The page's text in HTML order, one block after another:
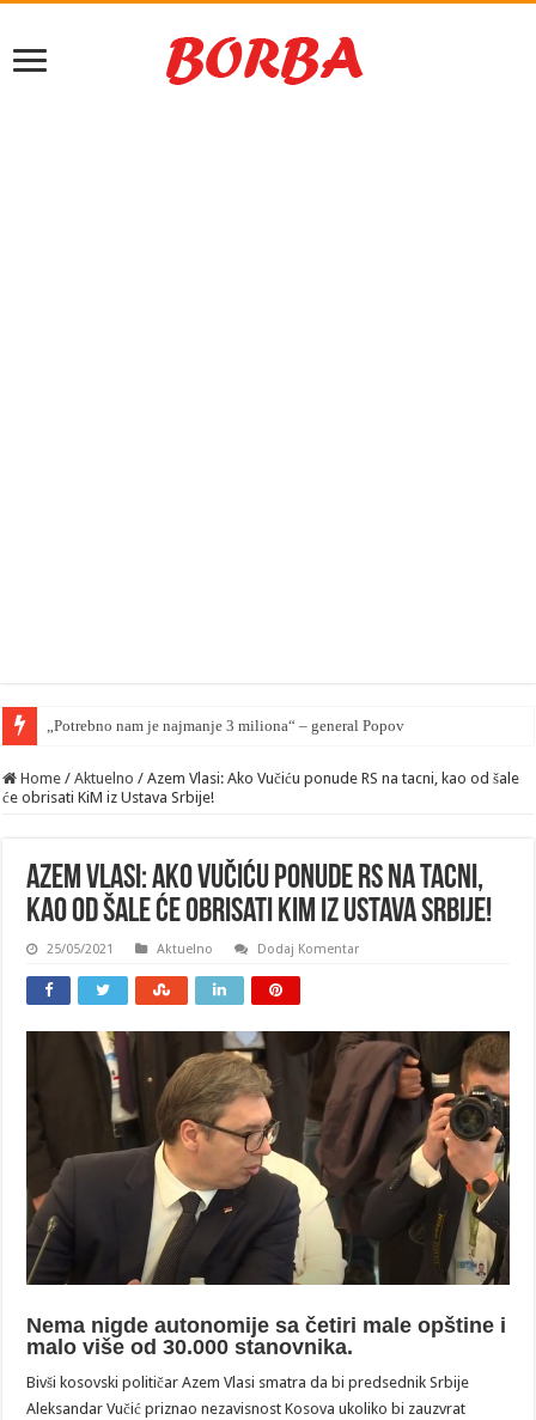
„Nuklearna“ brać
Home / Aktuelno / Azem Vlasi: Ako Vučiću ponude RS na tacni, kao od šale
će obrisati KiM iz Ustava Srbije!
Azem Vlasi: Ako Vučiću ponude RS na tacni,
kao od šale će obrisati KiM iz Ustava Srbije!
25/05/2021 Aktuelno Dodaj Komentar
Nema nigde autonomije sa četiri male opštine i
malo više od 30.000 stanovnika.
Bivši kosovski političar Azem Vlasi smatra da bi predsednik Srbije
Aleksandar Vučić priznao nezavisnost Kosova ukoliko bi zauzvrat